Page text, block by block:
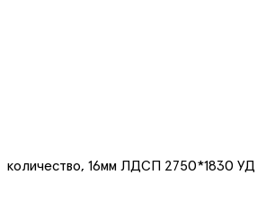
количество, 16мм ЛДСП 2750*1830 УД